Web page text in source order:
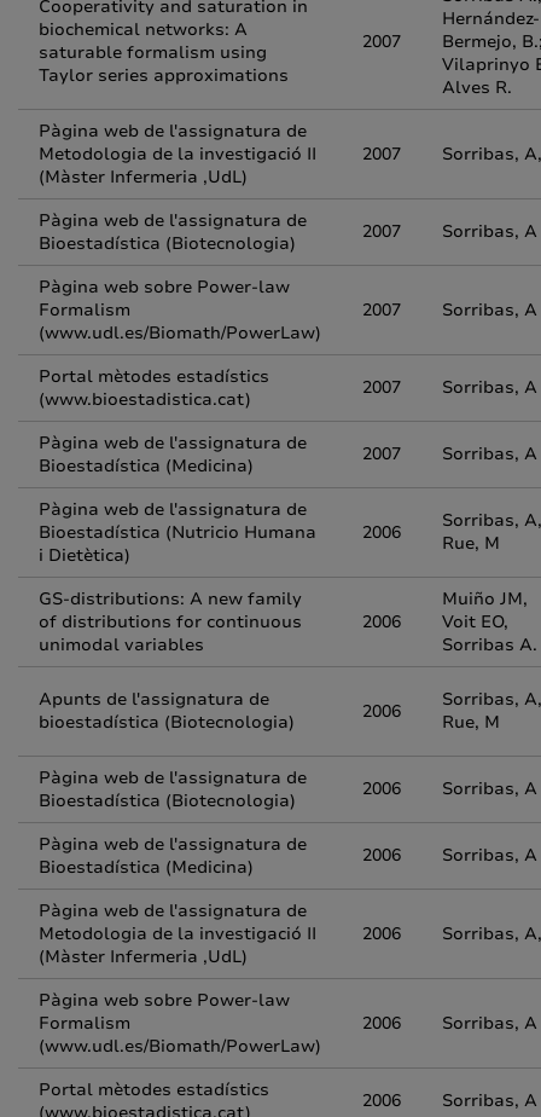
Cooperativity and saturation in
biochemical networks: A
saturable formalism using
Taylor series approximations
2007
Hernández-
Bermejo,
Vilaprinyo
Alves R.
Pàgina web de l'assignatura de
Metodologia de la investigació II
(Màster Infermeria ,UdL)
2007 Sorribas, A,
Pàgina web de l'assignatura de
Bioestadística (Biotecnologia)
2007 Sorribas, A
Pàgina web sobre Power-law
Formalism
(www.udl.es/Biomath/PowerLaw)
2007 Sorribas, A
Portal mètodes estadístics
(www.bioestadistica.cat)
2007 Sorribas, A
Pàgina web de l'assignatura de
Bioestadística (Medicina)
2007 Sorribas, A
Pàgina web de l'assignatura de
Bioestadística (Nutricio Humana
i Dietètica)
2006
Sorribas, A,
Rue, M
GS-distributions: A new family
of distributions for continuous
unimodal variables
2006
Muiño JM,
Voit EO,
Sorribas A.
Apunts de l'assignatura de
bioestadística (Biotecnologia)
2006
Sorribas, A,
Rue, M
Pàgina web de l'assignatura de
Bioestadística (Biotecnologia)
2006 Sorribas, A
Pàgina web de l'assignatura de
Bioestadística (Medicina)
2006 Sorribas, A
Pàgina web de l'assignatura de
Metodologia de la investigació II
(Màster Infermeria ,UdL)
2006 Sorribas, A,
Pàgina web sobre Power-law
Formalism
(www.udl.es/Biomath/PowerLaw)
2006 Sorribas, A
Portal mètodes estadístics
2006 Sorribas, A